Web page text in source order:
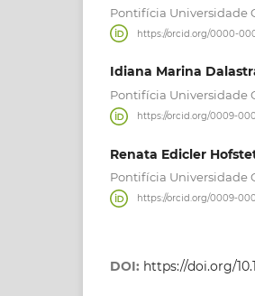
Pontifícia Universidade
https://orcid.org/0000-
Idiana Marina
Pontifícia Universidade
https://orcid.org/0009-
Renata Edicler
Pontifícia Universidade
https://orcid.org/0009-
DOI: https://doi.org/